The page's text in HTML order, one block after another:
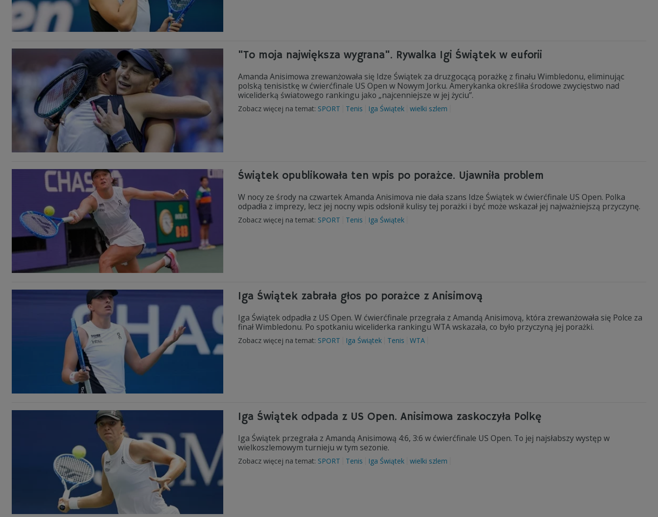
"To moja największa wygrana". Rywalka Igi Świątek w euforii
Amanda Anisimowa zrewanżowała się Idze Świątek za druzgocącą porażkę z finału Wimbledonu, eliminując
polską tenisistkę w ćwierćfinale US Open w Nowym Jorku. Amerykanka określiła środowe zwycięstwo nad
wiceliderką światowego rankingu jako „najcenniejsze w jej życiu”.
Zobacz więcej na temat: SPORT Tenis Iga Świątek wielki szlem
Świątek opublikowała ten wpis po porażce. Ujawniła problem
W nocy ze środy na czwartek Amanda Anisimova nie dała szans Idze Świątek w ćwierćfinale US Open. Polka
odpadła z imprezy, lecz jej nocny wpis odsłonił kulisy tej porażki i być może wskazał jej najważniejszą przyczynę.
Zobacz więcej na temat: SPORT Tenis Iga Świątek
Iga Świątek zabrała głos po porażce z Anisimovą
Iga Świątek odpadła z US Open. W ćwierćfinale przegrała z Amandą Anisimovą, która zrewanżowała się Polce za
finał Wimbledonu. Po spotkaniu wiceliderka rankingu WTA wskazała, co było przyczyną jej porażki.
Zobacz więcej na temat: SPORT Iga Świątek Tenis WTA
Iga Świątek odpada z US Open. Anisimowa zaskoczyła Polkę
Iga Świątek przegrała z Amandą Anisimową 4:6, 3:6 w ćwierćfinale US Open. To jej najsłabszy występ w
wielkoszlemowym turnieju w tym sezonie.
Zobacz więcej na temat: SPORT Tenis Iga Świątek wielki szlem